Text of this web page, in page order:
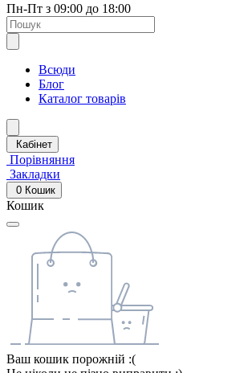
Пн-Пт з 09:00 до 18:00
Всюди
Блог
Каталог товарів
Кабінет
Порівняння
Закладки
0 Кошик
Кошик
Ваш кошик порожній :(